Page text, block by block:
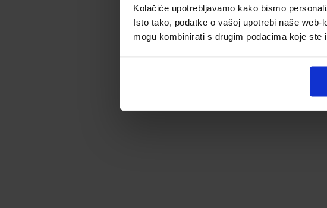
Kolačiće upotrebljavamo kako bismo
Isto tako, podatke o vašoj upotrebi naše
mogu kombinirati s drugim podacima koje